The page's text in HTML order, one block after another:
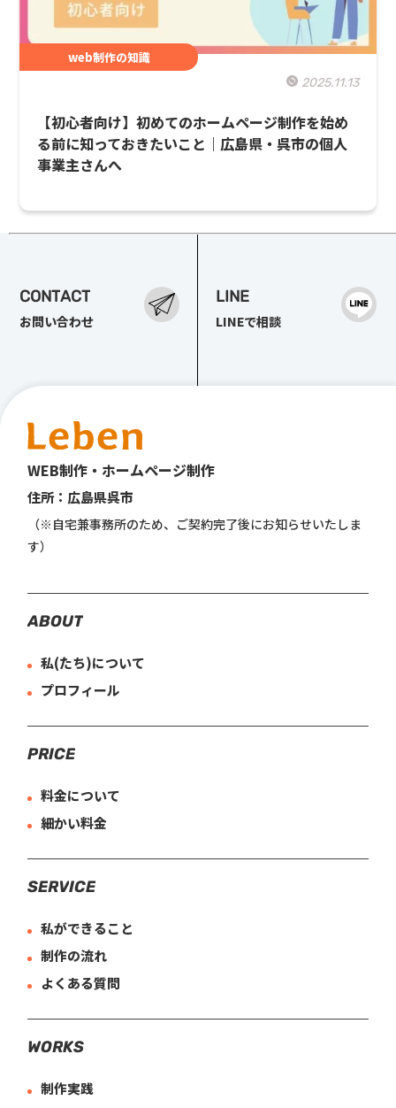
web制作の知識
2025.11.13
【初心者向け】初めてのホームページ制作を始め
る前に知っておきたいこと｜広島県・呉市の個人
事業主さんへ
CONTACT
お問い合わせ
LINE
LINEで相談
WEB制作・ホームページ制作
住所：広島県呉市
（※自宅兼事務所のため、 ご契約完了後にお知らせいたしま
す）
ABOUT
私(たち)について
プロフィール
PRICE
料金について
細かい料金
SERVICE
私ができること
制作の流れ
よくある質問
WORKS
制作実践